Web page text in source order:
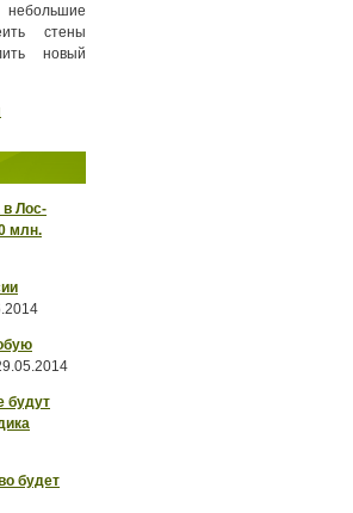
стены
новый
в Лос-
млн.
будут
будет